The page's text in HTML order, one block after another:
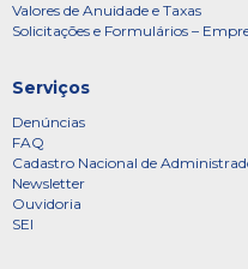
Valores de Anuidade e Taxas
Solicitações e Formulários –
Serviços
Denúncias
FAQ
Cadastro Nacional de
Newsletter
Ouvidoria
SEI